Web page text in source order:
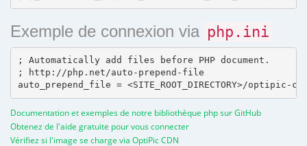
Exemple de connexion via php.ini
; Automatically add files before PHP document.
; http://php.net/auto-prepend-file
Documentation et exemples de notre bibliothèque php sur GitHub
Obtenez de l'aide gratuite pour vous connecter
Vérifiez si l'image se charge via OptiPic CDN